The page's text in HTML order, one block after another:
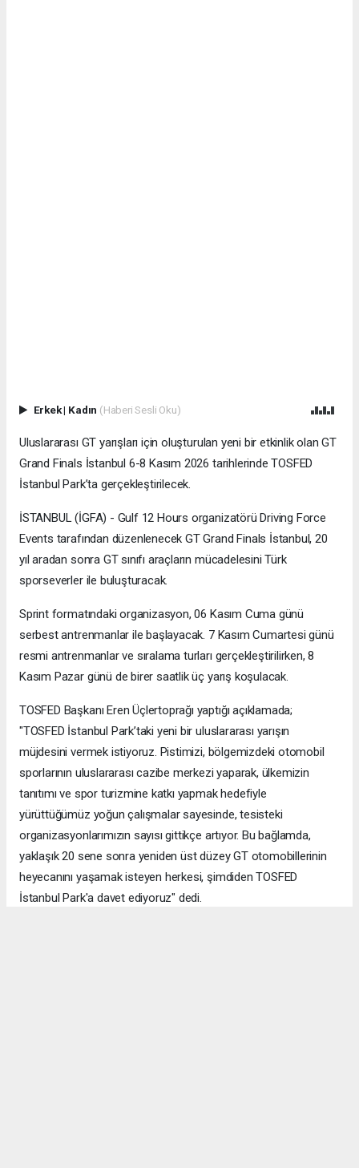
Erkek| Kadın (Haberi Sesli Oku)
Uluslararası GT yarışları için oluşturulan yeni bir etkinlik olan GT
Grand Finals İstanbul 6-8 Kasım 2026 tarihlerinde TOSFED
İstanbul Park’ta gerçekleştirilecek.
İSTANBUL (İGFA) - Gulf 12 Hours organizatörü Driving Force
Events tarafından düzenlenecek GT Grand Finals İstanbul, 20
yıl aradan sonra GT sınıfı araçların mücadelesini Türk
sporseverler ile buluşturacak.
Sprint formatındaki organizasyon, 06 Kasım Cuma günü
serbest antrenmanlar ile başlayacak. 7 Kasım Cumartesi günü
resmi antrenmanlar ve sıralama turları gerçekleştirilirken, 8
Kasım Pazar günü de birer saatlik üç yarış koşulacak.
TOSFED Başkanı Eren Üçlertoprağı yaptığı açıklamada;
"TOSFED İstanbul Park’taki yeni bir uluslararası yarışın
müjdesini vermek istiyoruz. Pistimizi, bölgemizdeki otomobil
sporlarının uluslararası cazibe merkezi yaparak, ülkemizin
tanıtımı ve spor turizmine katkı yapmak hedefiyle
yürüttüğümüz yoğun çalışmalar sayesinde, tesisteki
organizasyonlarımızın sayısı gittikçe artıyor. Bu bağlamda,
yaklaşık 20 sene sonra yeniden üst düzey GT otomobillerinin
heyecanını yaşamak isteyen herkesi, şimdiden TOSFED
İstanbul Park'a davet ediyoruz" dedi.